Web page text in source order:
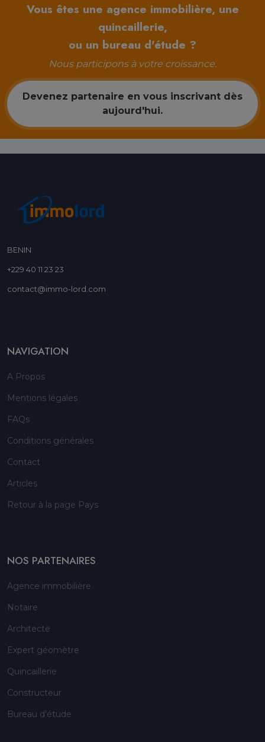
Vous êtes une agence immobilière, une
quincaillerie,
ou un bureau d'étude ?
Nous participons à votre croissance.
Devenez partenaire en vous inscrivant dès
aujourd'hui.
BENIN
+229 40 11 23 23
contact@immo-lord.com
NAVIGATION
A Propos
Mentions légales
FAQs
Conditions générales
Contact
Articles
Retour à la page Pays
NOS PARTENAIRES
Agence immobilière
Notaire
Architecte
Expert géomètre
Quincaillerie
Constructeur
Bureau d'étude